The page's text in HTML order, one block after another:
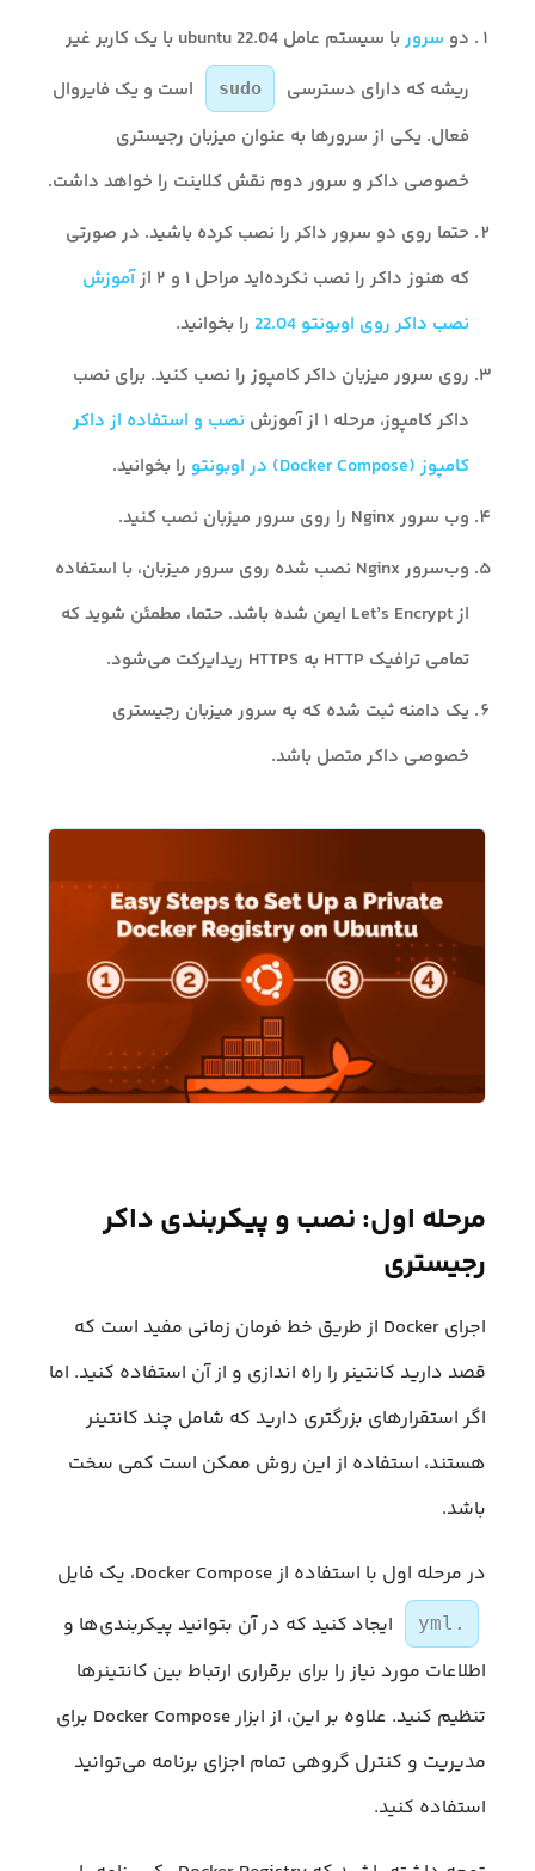
دو سرور
با سیستم عامل ubuntu 22.04 با یک کاربر غیر
ریشه که دارای دسترسی
sudo
است و یک فایروال
فعال. یکی از سرورها به عنوان میزبان رجیستری
خصوصی داکر و سرور دوم نقش کلاینت را خواهد داشت.
حتما روی دو سرور داکر را نصب کرده باشید. در صورتی
که هنوز داکر را نصب نکرده‌اید مراحل ۱ و ۲ از
آموزش
نصب داکر روی اوبونتو 22.04
را بخوانید.
روی سرور میزبان داکر کامپوز را نصب کنید. برای نصب
داکر کامپوز، مرحله ۱ از آموزش
نصب و استفاده از داکر
کامپوز (Docker Compose) در اوبونتو
را بخوانید.
وب سرور Nginx را روی سرور میزبان نصب کنید.
وب‌سرور Nginx نصب شده روی سرور میزبان، با استفاده
از Let’s Encrypt ایمن شده باشد. حتما، مطمئن شوید که
تمامی ترافیک HTTP به HTTPS ریدایرکت می‌شود.
یک دامنه ثبت شده که به سرور میزبان رجیستری
خصوصی داکر متصل باشد.
مرحله اول: نصب و پیکربندی داکر
رجیستری
اجرای Docker از طریق خط فرمان زمانی مفید است که
قصد دارید کانتینر را راه اندازی و از آن استفاده کنید. اما
اگر استقرارهای بزرگتری دارید که شامل چند کانتینر
هستند، استفاده از این روش ممکن است کمی سخت
باشد.
در مرحله اول با استفاده از Docker Compose، یک فایل
yml.
ایجاد کنید که در آن بتوانید پیکربندی‌ها و
اطلاعات مورد نیاز را برای برقراری ارتباط بین کانتینرها
تنظیم کنید. علاوه بر این، از ابزار Docker Compose برای
مدیریت و کنترل گروهی تمام اجزای برنامه می‌توانید
استفاده کنید.